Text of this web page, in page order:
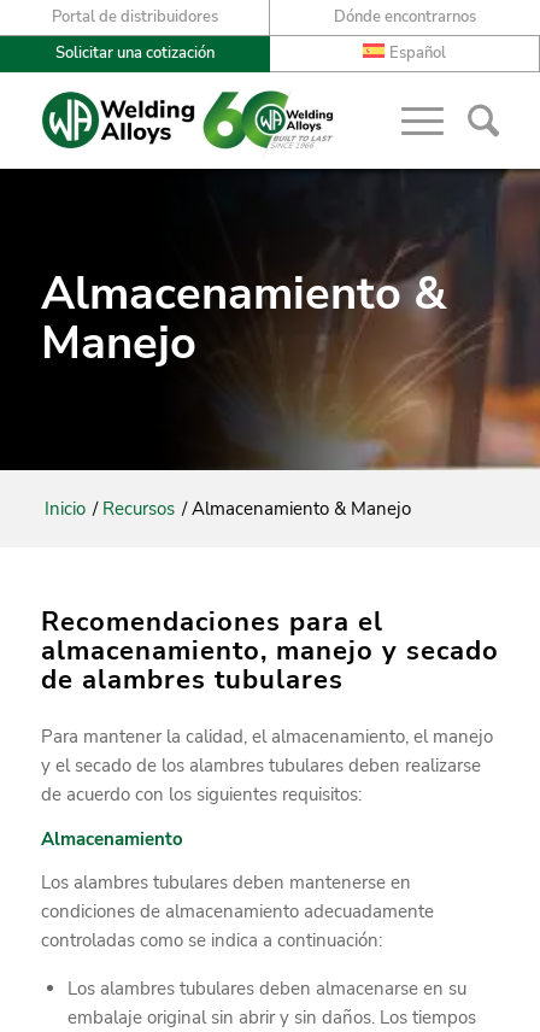
Portal de distribuidores
Dónde encontrarnos
Solicitar una cotización
Español
Almacenamiento &
Manejo
Inicio / Recursos / Almacenamiento & Manejo
Recomendaciones para el
almacenamiento, manejo y secado
de alambres tubulares
Para mantener la calidad, el almacenamiento, el manejo
y el secado de los alambres tubulares deben realizarse
de acuerdo con los siguientes requisitos:
Almacenamiento
Los alambres tubulares deben mantenerse en
condiciones de almacenamiento adecuadamente
controladas como se indica a continuación:
Los alambres tubulares deben almacenarse en su
embalaje original sin abrir y sin daños. Los tiempos